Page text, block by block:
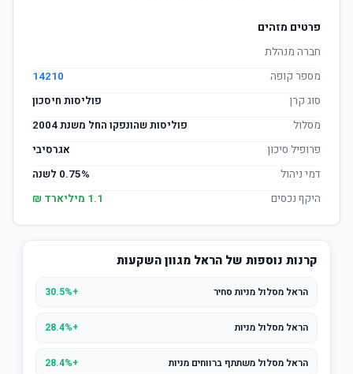
פרטים מזהים
חברה מנהלת
מספר קופה
14210
סוג קרן
פוליסות חיסכון
מסלול
פוליסות שהונפקו החל משנת 2004
פרופיל סיכון
אגרסיבי
דמי ניהול
0.75% לשנה
היקף נכסים
1.1 מיליארד ₪
קרנות נוספות של הראל מגוון השקעות
הראל מסלול מניות סחיר +30.5%
הראל מסלול מניות +28.4%
הראל מסלול משתתף ברווחים מניות +28.4%